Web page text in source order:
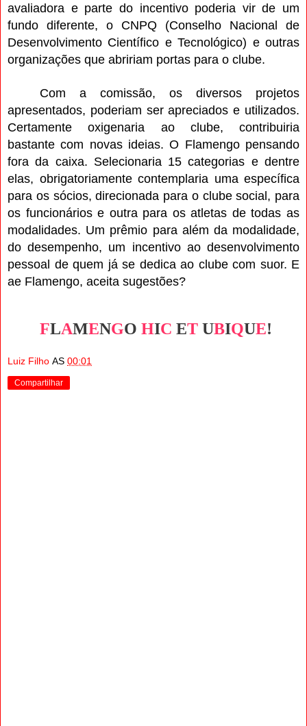
avaliadora e parte do incentivo poderia vir de um
fundo diferente, o CNPQ (Conselho Nacional de
Desenvolvimento Científico e Tecnológico) e outras
organizações que abririam portas para o clube.
Com a comissão, os diversos projetos
apresentados, poderiam ser apreciados e utilizados.
Certamente oxigenaria ao clube, contribuiria
bastante com novas ideias. O Flamengo pensando
fora da caixa. Selecionaria 15 categorias e dentre
elas, obrigatoriamente contemplaria uma específica
para os sócios, direcionada para o clube social, para
os funcionários e outra para os atletas de todas as
modalidades. Um prêmio para além da modalidade,
do desempenho, um incentivo ao desenvolvimento
pessoal de quem já se dedica ao clube com suor. E
ae Flamengo, aceita sugestões?
FLAMENGOHICETUBIQUE!
Luiz Filho AS 00:01
Compartilhar